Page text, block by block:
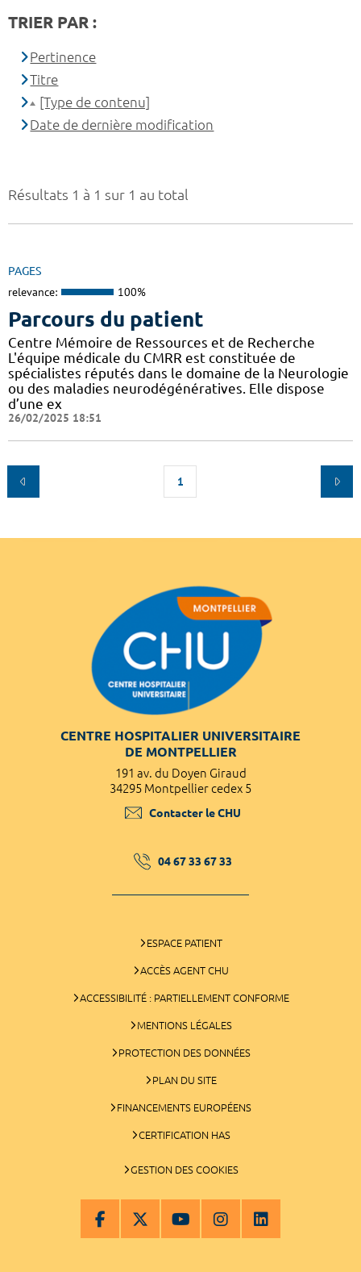
Résultats 1 à 1 sur 1 au total
PAGES
relevance: 100%
Parcours du patient
Centre Mémoire de Ressources et de Recherche
L'équipe médicale du CMRR est constituée de
spécialistes réputés dans le domaine de la Neurologie
ou des maladies neurodégénératives. Elle dispose
d’une ex
26/02/2025 18:51
1
TRIER PAR :
Pertinence
Titre
[Type de contenu]
Date de dernière modification
CENTRE HOSPITALIER UNIVERSITAIRE
DE MONTPELLIER
191 av. du Doyen Giraud
34295 Montpellier cedex 5
Contacter le CHU
04 67 33 67 33
ESPACE PATIENT
ACCÈS AGENT CHU
ACCESSIBILITÉ : PARTIELLEMENT CONFORME
MENTIONS LÉGALES
PROTECTION DES DONNÉES
PLAN DU SITE
FINANCEMENTS EUROPÉENS
CERTIFICATION HAS
GESTION DES COOKIES